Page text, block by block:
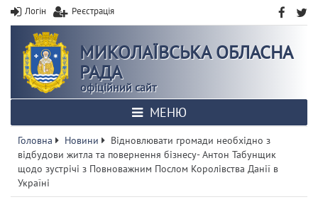
Логін Реєстрація
МИКОЛАЇВСЬКА ОБЛАСНА
РАДА
офіційний сайт
МЕНЮ
Головна Новини
Відновлювати громади необхідно з
відбудови житла та повернення бізнесу- Антон Табунщик
щодо зустрічі з Повноважним Послом Королівства Данії в
Україні